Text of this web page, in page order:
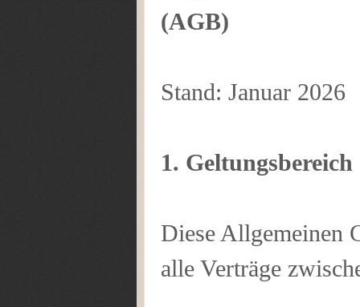
(AGB)
Stand: Januar 2026
1. Geltungsbereich
Diese Allgemeinen
alle Verträge